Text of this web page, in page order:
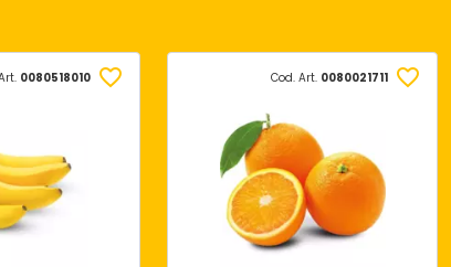
0080518010 Cod. Art. 0080021711